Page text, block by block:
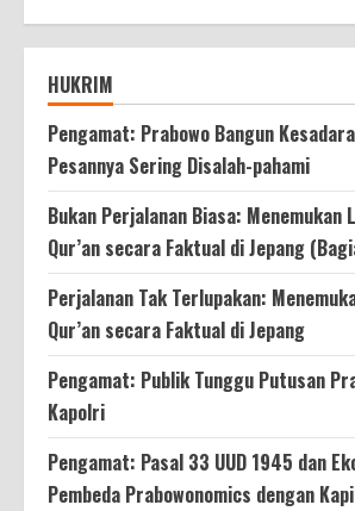
HUKRIM
Pengamat: Prabowo Bangun
Pesannya Sering Disalah-pahami
Bukan Perjalanan Biasa: Menemukan
Qur’an secara Faktual di Jepang
Perjalanan Tak Terlupakan:
Qur’an secara Faktual di Jepang
Pengamat: Publik Tunggu Putusan
Kapolri
Pengamat: Pasal 33 UUD 1945 dan
Pembeda Prabowonomics dengan